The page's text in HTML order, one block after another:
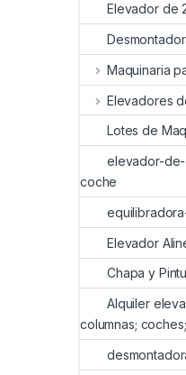
Elevador de
Maquinaria
Elevadores
Lotes de
elevador-
coche
Elevador
Chapa y
Alquiler
columnas;